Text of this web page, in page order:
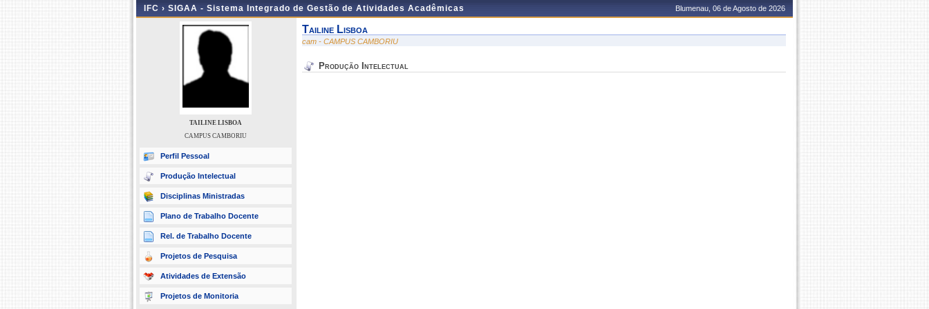
IFC › SIGAA - Sistema Integrado de Gestão de Atividades Acadêmicas Blumenau, 06 de Agosto de 2026
TAILINE LISBOA
CAMPUS CAMBORIU
Perfil Pessoal
Produção Intelectual
Disciplinas Ministradas
Plano de Trabalho Docente
Rel. de Trabalho Docente
Projetos de Pesquisa
Atividades de Extensão
Projetos de Monitoria
Tailine Lisboa
cam - CAMPUS CAMBORIU
Produção Intelectual